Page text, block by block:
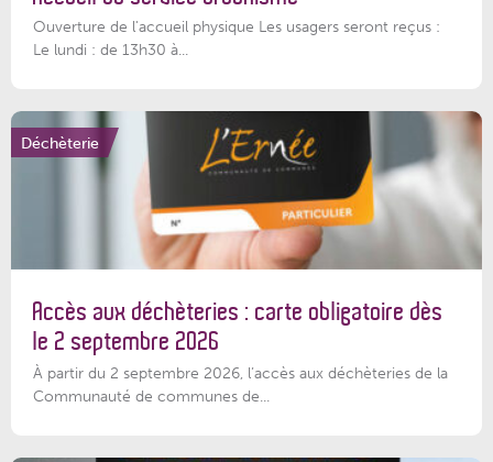
Ouverture de l'accueil physique Les usagers seront reçus :
Le lundi : de 13h30 à...
Déchèterie
Accès aux déchèteries : carte obligatoire dès
le 2 septembre 2026
À partir du 2 septembre 2026, l’accès aux déchèteries de la
Communauté de communes de...